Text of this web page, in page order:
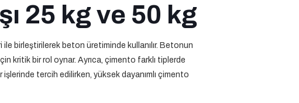
25 kg ve 50 kg
ile birleştirilerek beton üretiminde kullanılır. Betonun
kritik bir rol oynar. Ayrıca, çimento farklı tiplerde
tercih edilirken, yüksek dayanımlı çimento